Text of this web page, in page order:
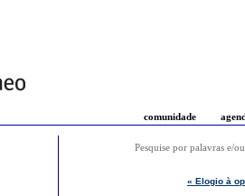
comunidade
Pesquise por palavras e/
« Elogio à